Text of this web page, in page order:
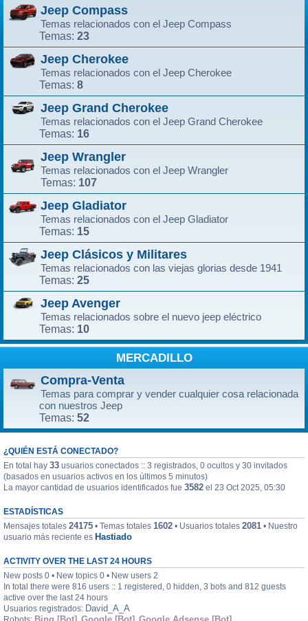
Jeep Compass
Temas relacionados con el Jeep Compass
Temas: 23
Jeep Cherokee
Temas relacionados con el Jeep Cherokee
Temas: 8
Jeep Grand Cherokee
Temas relacionados con el Jeep Grand Cherokee
Temas: 16
Jeep Wrangler
Temas relacionados con el Jeep Wrangler
Temas: 107
Jeep Gladiator
Temas relacionados con el Jeep Gladiator
Temas: 15
Jeep Clásicos y Militares
Temas relacionados con las viejas glorias desde 1941
Temas: 25
Jeep Avenger
Temas relacionados sobre el nuevo jeep eléctrico
Temas: 10
MERCADILLO
Compra-Venta
Temas para comprar y vender cualquier cosa relacionada
con nuestros Jeep
Temas: 52
¿QUIÉN ESTÁ CONECTADO?
En total hay 33 usuarios conectados :: 3 registrados, 0 ocultos y 30 invitados
(basados en usuarios activos en los últimos 5 minutos)
La mayor cantidad de usuarios identificados fue 3582 el 23 Oct 2025, 05:30
ESTADÍSTICAS
Mensajes totales 24175 • Temas totales 1602 • Usuarios totales 2081 • Nuestro
usuario más reciente es Hastiado
ACTIVITY OVER THE LAST 24 HOURS
New posts 0 • New topics 0 • New users 2
In total there were 816 users :: 1 registered, 0 hidden, 3 bots and 812 guests
active over the last 24 hours
Usuarios registrados: David_A_A